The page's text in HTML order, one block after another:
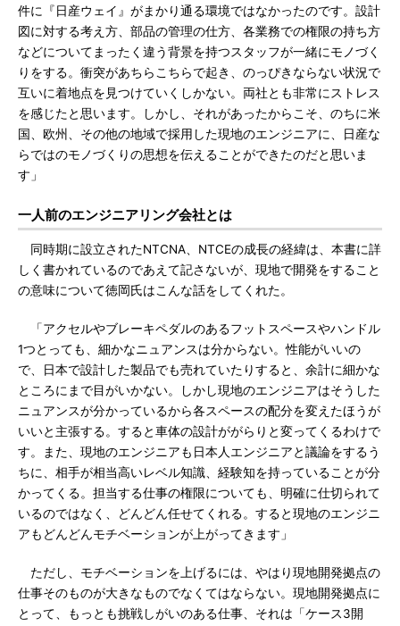
件に『日産ウェイ』がまかり通る環境ではなかったのです。設計
図に対する考え方、部品の管理の仕方、各業務での権限の持ち方
などについてまったく違う背景を持つスタッフが一緒にモノづく
りをする。衝突があちらこちらで起き、のっぴきならない状況で
互いに着地点を見つけていくしかない。両社とも非常にストレス
を感じたと思います。しかし、それがあったからこそ、のちに米
国、欧州、その他の地域で採用した現地のエンジニアに、日産な
らではのモノづくりの思想を伝えることができたのだと思いま
す」
一人前のエンジニアリング会社とは
同時期に設立されたNTCNA、NTCEの成長の経緯は、本書に詳
しく書かれているのであえて記さないが、現地で開発をすること
の意味について徳岡氏はこんな話をしてくれた。
「アクセルやブレーキペダルのあるフットスペースやハンドル
1つとっても、細かなニュアンスは分からない。性能がいいの
で、日本で設計した製品でも売れていたりすると、余計に細かな
ところにまで目がいかない。しかし現地のエンジニアはそうした
ニュアンスが分かっているから各スペースの配分を変えたほうが
いいと主張する。すると車体の設計ががらりと変ってくるわけで
す。また、現地のエンジニアも日本人エンジニアと議論をするう
ちに、相手が相当高いレベル知識、経験知を持っていることが分
かってくる。担当する仕事の権限についても、明確に仕切られて
いるのではなく、どんどん任せてくれる。すると現地のエンジニ
アもどんどんモチベーションが上がってきます」
ただし、モチベーションを上げるには、やはり現地開発拠点の
仕事そのものが大きなものでなくてはならない。現地開発拠点に
とって、もっとも挑戦しがいのある仕事、それは「ケース3開